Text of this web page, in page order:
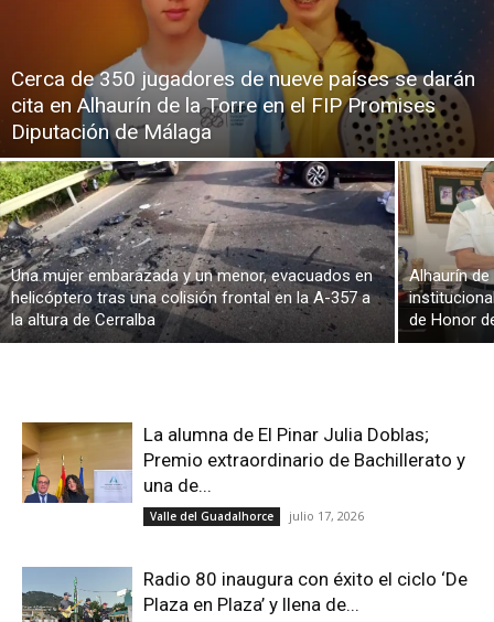
Cerca de 350 jugadores de nueve países se darán
cita en Alhaurín de la Torre en el FIP Promises
Diputación de Málaga
Una mujer embarazada y un menor, evacuados en
helicóptero tras una colisión frontal en la A-357 a
la altura de Cerralba
Alhaurín
de Honor
La alumna de El Pinar Julia Doblas;
Premio extraordinario de Bachillerato y
una de...
Valle del Guadalhorce julio 17, 2026
Radio 80 inaugura con éxito el ciclo ‘De
Plaza en Plaza’ y llena de...